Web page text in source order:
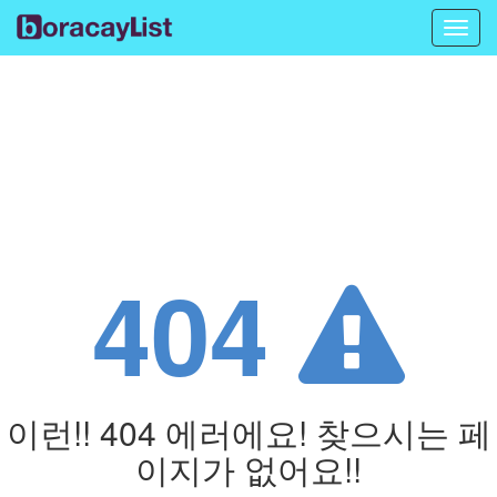
404
이런!! 404 에러에요! 찾으시는 페
이지가 없어요!!